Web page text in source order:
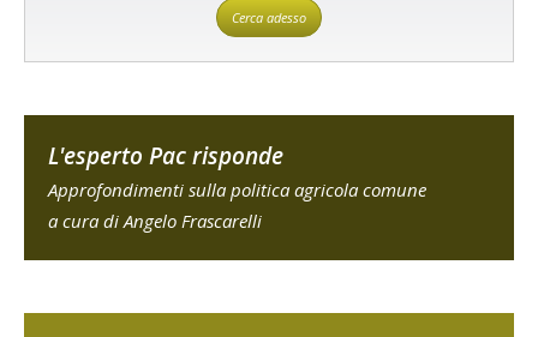
Cerca adesso
L'esperto Pac risponde
Approfondimenti sulla politica agricola comune
a cura di Angelo Frascarelli